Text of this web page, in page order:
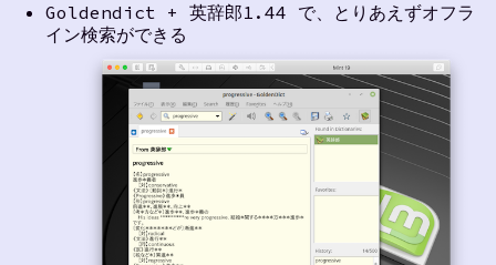
Goldendict + 英辞郎1.44 で、とりあえずオフラ
イン検索ができる